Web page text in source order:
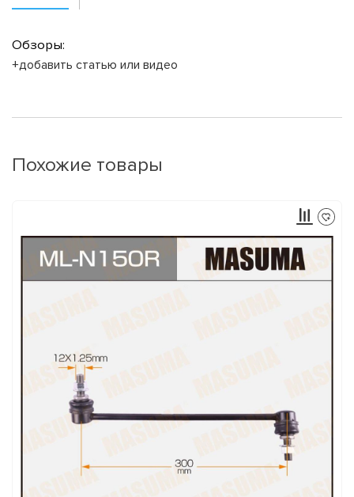
Обзоры:
+добавить статью или видео
Похожие товары